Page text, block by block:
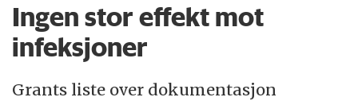
Ingen stor effekt mot
infeksjoner
Grants liste over dokumentasjon